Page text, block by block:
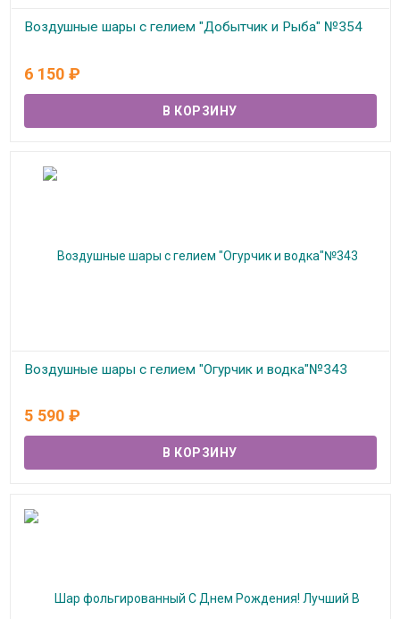
Воздушные шары с гелием "Добытчик и Рыба" №354
6 150 ₽
Воздушные шары с гелием "Огурчик и водка"№343
5 590 ₽